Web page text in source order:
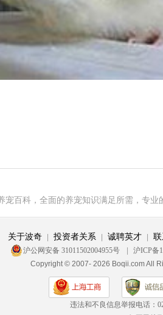
宠百科，全面的养宠知识满足所需，专
关于波奇 投资者关系 诚聘英才
沪公网安备 31011502004955号
沪ICP备
Copyright © 2007- 2026 Boqii.com All
违法和不良信息举报电话：